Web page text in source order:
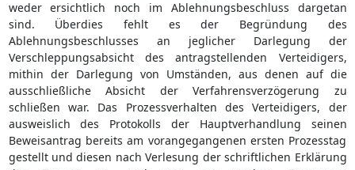
weder ersichtlich noch im Ablehnungsbeschluss dargetan
sind. Überdies fehlt es der Begründung des
Ablehnungsbeschlusses an jeglicher Darlegung der
Verschleppungsabsicht des antragstellenden Verteidigers,
mithin der Darlegung von Umständen, aus denen auf die
ausschließliche Absicht der Verfahrensverzögerung zu
schließen war. Das Prozessverhalten des Verteidigers, der
ausweislich des Protokolls der Hauptverhandlung seinen
Beweisantrag bereits am vorangegangenen ersten Prozesstag
gestellt und diesen nach Verlesung der schriftlichen Erklärung